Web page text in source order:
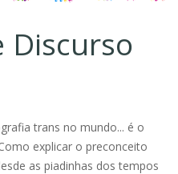
Discurso
trans no mundo... é o
explicar o preconceito
as piadinhas dos tempos